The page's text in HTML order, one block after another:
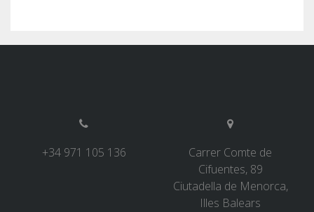
+34 971 105 136
Carrer Comte de
Cifuentes, 89
Ciutadella de Menorca,
Illes Balears